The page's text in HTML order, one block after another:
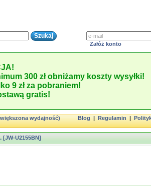
Załóż konto
300 zł obniżamy koszty wysyłki!
9 zł za pobraniem!
gratis!
wydajność)
Blog|Regulamin|
[JW-U2155BN]